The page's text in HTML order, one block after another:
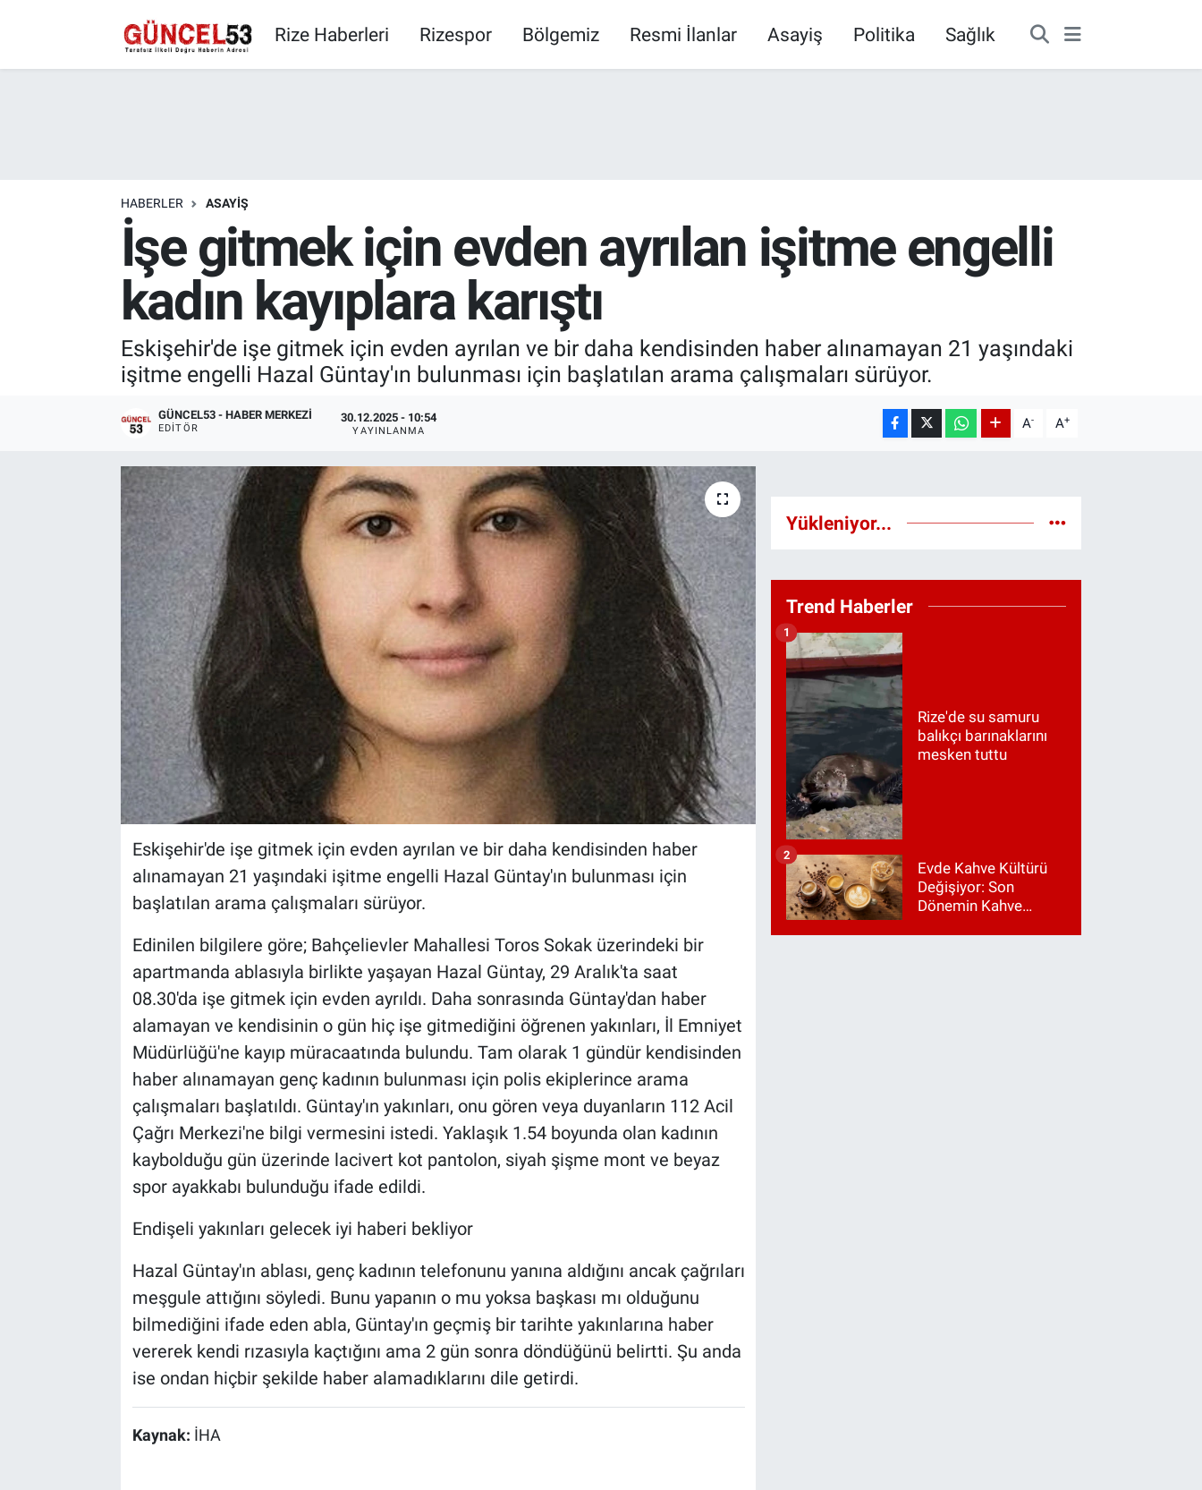
Rize Haberleri Rizespor Bölgemiz Resmi İlanlar Asayiş Politika Sağlık
HABERLER ASAYIŞ
İşe gitmek için evden ayrılan işitme engelli
kadın kayıplara karıştı
Eskişehir'de işe gitmek için evden ayrılan ve bir daha kendisinden haber alınamayan 21 yaşındaki
işitme engelli Hazal Güntay'ın bulunması için başlatılan arama çalışmaları sürüyor.
GÜNCEL53 - HABER MERKEZI
EDITÖR
30.12.2025 - 10:54
YAYINLANMA A- A+
Eskişehir'de işe gitmek için evden ayrılan ve bir daha kendisinden haber
alınamayan 21 yaşındaki işitme engelli Hazal Güntay'ın bulunması için
başlatılan arama çalışmaları sürüyor.
Edinilen bilgilere göre; Bahçelievler Mahallesi Toros Sokak üzerindeki bir
apartmanda ablasıyla birlikte yaşayan Hazal Güntay, 29 Aralık'ta saat
08.30'da işe gitmek için evden ayrıldı. Daha sonrasında Güntay'dan haber
alamayan ve kendisinin o gün hiç işe gitmediğini öğrenen yakınları, İl Emniyet
Müdürlüğü'ne kayıp müracaatında bulundu. Tam olarak 1 gündür kendisinden
haber alınamayan genç kadının bulunması için polis ekiplerince arama
çalışmaları başlatıldı. Güntay'ın yakınları, onu gören veya duyanların 112 Acil
Çağrı Merkezi'ne bilgi vermesini istedi. Yaklaşık 1.54 boyunda olan kadının
kaybolduğu gün üzerinde lacivert kot pantolon, siyah şişme mont ve beyaz
spor ayakkabı bulunduğu ifade edildi.
Endişeli yakınları gelecek iyi haberi bekliyor
Hazal Güntay'ın ablası, genç kadının telefonunu yanına aldığını ancak çağrıları
meşgule attığını söyledi. Bunu yapanın o mu yoksa başkası mı olduğunu
bilmediğini ifade eden abla, Güntay'ın geçmiş bir tarihte yakınlarına haber
vererek kendi rızasıyla kaçtığını ama 2 gün sonra döndüğünü belirtti. Şu anda
ise ondan hiçbir şekilde haber alamadıklarını dile getirdi.
Kaynak: İHA
Yükleniyor...
Trend Haberler
Rize'de su samuru
balıkçı barınaklarını
mesken tuttu
1
Evde Kahve Kültürü
Değişiyor: Son
Dönemin Kahve
2